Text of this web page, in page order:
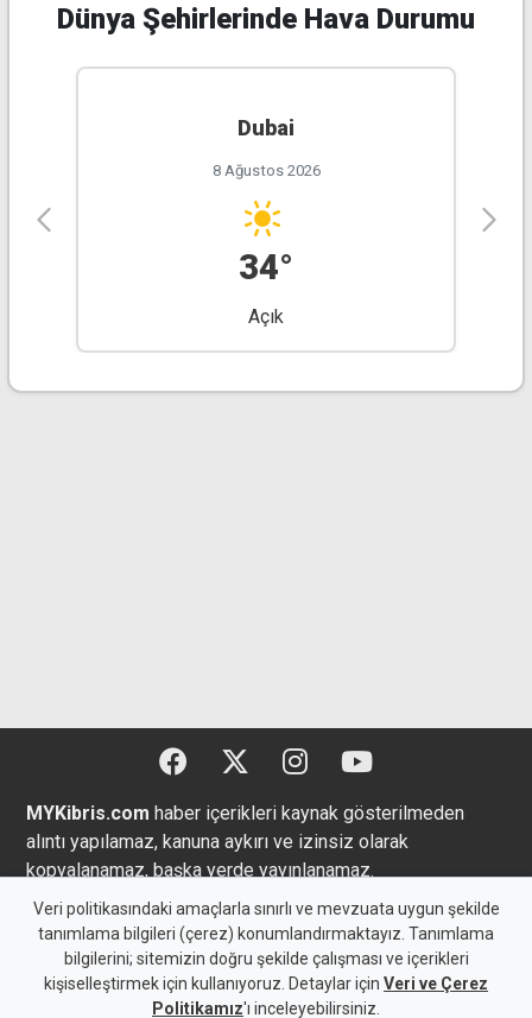
Dünya Şehirlerinde Hava Durumu
Dubai
8 Ağustos 2026
34°
Açık
MYKibris.com haber içerikleri kaynak gösterilmeden
alıntı yapılamaz, kanuna aykırı ve izinsiz olarak
kopyalanamaz, başka yerde yayınlanamaz.
Copyright 2026 MYK Yayıncılık Limited’e aittir.
Bize Ulaşın
Veri politikasındaki amaçlarla sınırlı ve mevzuata uygun şekilde
tanımlama bilgileri (çerez) konumlandırmaktayız. Tanımlama
bilgilerini; sitemizin doğru şekilde çalışması ve içerikleri
kişiselleştirmek için kullanıyoruz. Detaylar için Veri ve Çerez
Politikamız'ı inceleyebilirsiniz.